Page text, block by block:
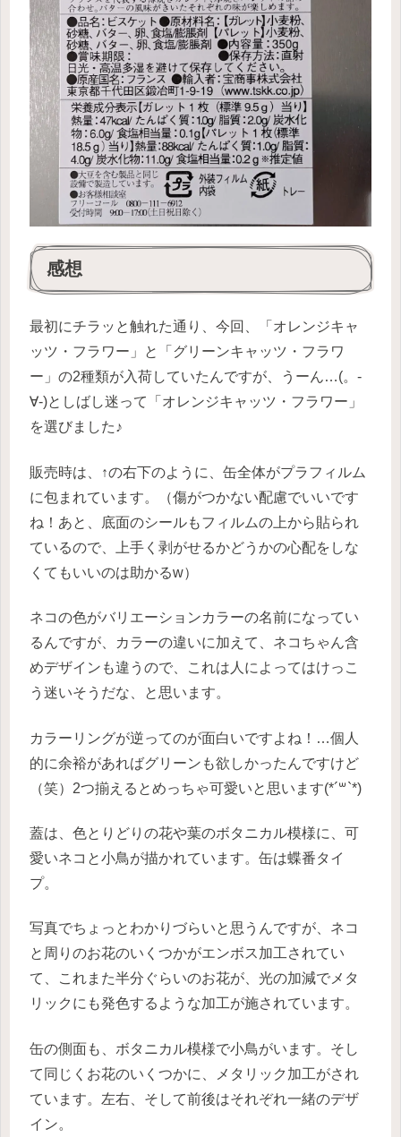
感想
最初にチラッと触れた通り、今回、「オレンジキャ
ッツ・フラワー」と「グリーンキャッツ・フラワ
ー」の2種類が入荷していたんですが、うーん…(。-
∀-)としばし迷って「オレンジキャッツ・フラワー」
を選びました♪
販売時は、↑の右下のように、缶全体がプラフィルム
に包まれています。（傷がつかない配慮でいいです
ね！あと、底面のシールもフィルムの上から貼られ
ているので、上手く剥がせるかどうかの心配をしな
くてもいいのは助かるw）
ネコの色がバリエーションカラーの名前になってい
るんですが、カラーの違いに加えて、ネコちゃん含
めデザインも違うので、これは人によってはけっこ
う迷いそうだな、と思います。
カラーリングが逆ってのが面白いですよね！…個人
的に余裕があればグリーンも欲しかったんですけど
（笑）2つ揃えるとめっちゃ可愛いと思います(*´꒳`*)
蓋は、色とりどりの花や葉のボタニカル模様に、可
愛いネコと小鳥が描かれています。缶は蝶番タイ
プ。
写真でちょっとわかりづらいと思うんですが、ネコ
と周りのお花のいくつかがエンボス加工されてい
て、これまた半分ぐらいのお花が、光の加減でメタ
リックにも発色するような加工が施されています。
缶の側面も、ボタニカル模様で小鳥がいます。そし
て同じくお花のいくつかに、メタリック加工がされ
ています。左右、そして前後はそれぞれ一緒のデザ
イン。